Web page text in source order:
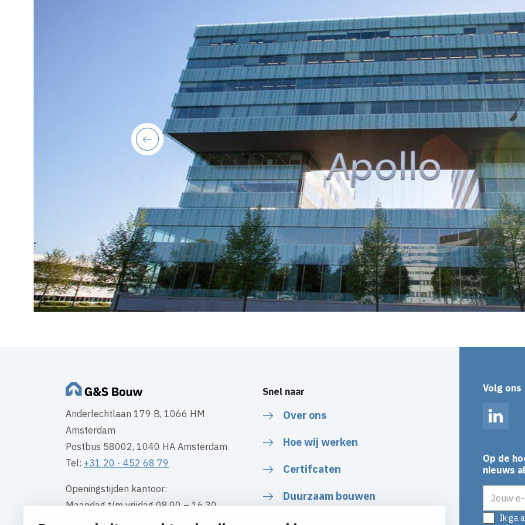
previous
Anderlechtlaan 179 B, 1066 HM
Amsterdam
Postbus 58002, 1040 HA Amsterdam
Tel: +31 20 - 452 68 79
Openingstijden kantoor:
Maandag t/m vrijdag 08.00 – 16.30
Snel naar
Over ons
Hoe wij werken
Certifcaten
Duurzaam bouwen
Volg ons
Op de
nieuws
Ik ga